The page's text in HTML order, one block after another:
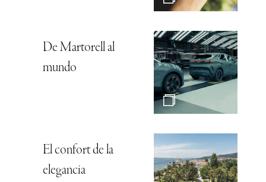
De Martorell al
mundo
El confort de la
elegancia